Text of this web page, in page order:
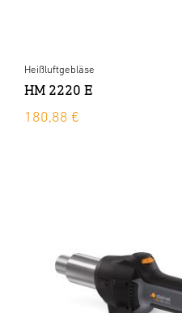
Heißluftgebläse
HM 2220 E
180,88 €